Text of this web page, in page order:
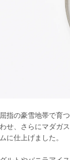
指の豪雪地帯で育
せ、さらにマダガ
に仕上げました。